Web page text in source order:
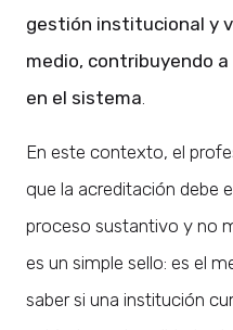
gestión institucional y
medio, contribuyendo a
en el sistema
En este contexto, el
que la acreditación debe
proceso sustantivo y no
es un simple sello: es el
saber si una institución